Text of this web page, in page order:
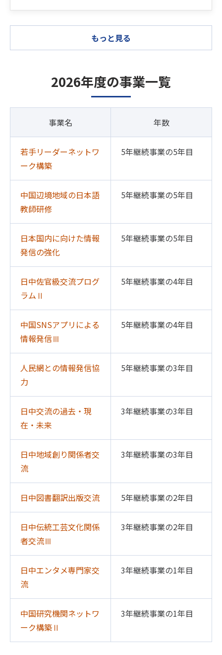
もっと見る
2026年度の事業一覧
事業名 年数
若手リーダーネットワ
ーク構築
5年継続事業の5年目
中国辺境地域の日本語
教師研修
5年継続事業の5年目
日本国内に向けた情報
発信の強化
5年継続事業の5年目
日中佐官級交流プログ
ラムⅡ
5年継続事業の4年目
中国SNSアプリによる
情報発信Ⅲ
5年継続事業の4年目
人民網との情報発信協
力
5年継続事業の3年目
日中交流の過去・現
在・未来
3年継続事業の3年目
日中地域創り関係者交
流
3年継続事業の3年目
日中図書翻訳出版交流 5年継続事業の2年目
日中伝統工芸文化関係
者交流Ⅲ
3年継続事業の2年目
日中エンタメ専門家交
流
3年継続事業の1年目
中国研究機関ネットワ
ーク構築Ⅱ
3年継続事業の1年目